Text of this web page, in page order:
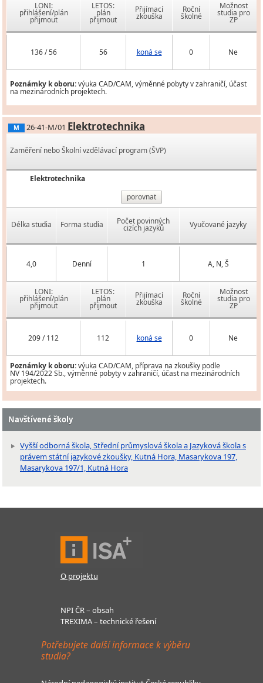
LONI:
přihlášení/plán
přijmout
LETOS:
plán
přijmout
Přijímací
zkouška
Roční
školné
Možnost
studia pro
ZP
136 / 56 56 koná se 0 Ne
Poznámky k oboru:výuka CAD/CAM, výměnné pobyty v zahraničí, účast
na mezinárodních projektech.
M 26-41-M/01 Elektrotechnika
Zaměření nebo Školní vzdělávací program (ŠVP)
Elektrotechnika
porovnat
Délka studia Forma studia Počet povinných
cizích jazyků Vyučované jazyky
4,0 Denní 1 A, N, Š
LONI:
přihlášení/plán
přijmout
LETOS:
plán
přijmout
Přijímací
zkouška
Roční
školné
Možnost
studia pro
ZP
209 / 112 112 koná se 0 Ne
Poznámky k oboru:výuka CAD/CAM, příprava na zkoušky podle
NV 194/2022 Sb., výměnné pobyty v zahraničí, účast na mezinárodních
projektech.
Navštívené školy
Vyšší odborná škola, Střední průmyslová škola a Jazyková škola s
právem státní jazykové zkoušky, Kutná Hora, Masarykova 197,
Masarykova 197/1, Kutná Hora
O projektu
NPI ČR – obsah
TREXIMA – technické řešení
Potřebujete další informace k výběru
studia?